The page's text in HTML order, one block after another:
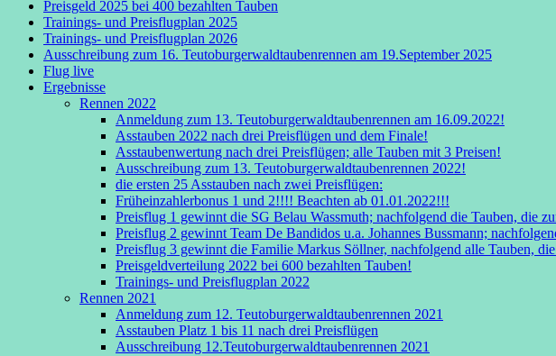
Preisgeld 2025 bei 400 bezahlten Tauben
Trainings- und Preisflugplan 2025
Trainings- und Preisflugplan 2026
Ausschreibung zum 16. Teutoburgerwaldtaubenrennen am 19.September 2025
Flug live
Ergebnisse
Rennen 2022
Anmeldung zum 13. Teutoburgerwaldtaubenrennen am 16.09.2022!
Asstauben 2022 nach drei Preisflügen und dem Finale!
Asstaubenwertung nach drei Preisflügen; alle Tauben mit 3 Preisen!
Ausschreibung zum 13. Teutoburgerwaldtaubenrennen 2022!
die ersten 25 Asstauben nach zwei Preisflügen:
Früheinzahlerbonus 1 und 2!!!! Beachten ab 01.01.2022!!!
Preisflug 1 gewinnt die SG Belau Wassmuth; nachfolgend die Tauben, die
Preisflug 2 gewinnt Team De Bandidos u.a. Johannes Bussmann;
Preisflug 3 gewinnt die Familie Markus Söllner, nachfolgend alle Tauben,
Preisgeldverteilung 2022 bei 600 bezahlten Tauben!
Trainings- und Preisflugplan 2022
Rennen 2021
Anmeldung zum 12. Teutoburgerwaldtaubenrennen 2021
Asstauben Platz 1 bis 11 nach drei Preisflügen
Ausschreibung 12.Teutoburgerwaldtaubenrennen 2021